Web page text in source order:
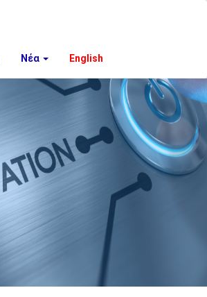
Νέα English